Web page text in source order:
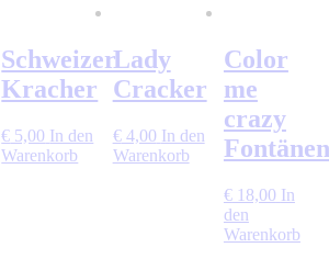
Schweizer
Kracher
€ 5,00 In den
Warenkorb
Lady
Cracker
€4,00 In den
Warenkorb
Color
me
crazy
€18,00 In
den
Warenkorb